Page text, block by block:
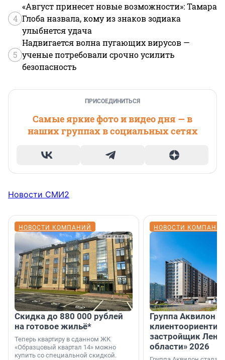
4
«Август принесет новые возможности»: Тамара
Глоба назвала, кому из знаков зодиака
улыбнется удача
5
Надвигается волна пугающих вирусов —
ученые потребовали срочно усилить
безопасность
ПРИСОЕДИНИТЬСЯ
Самые яркие фото и видео дня — в
наших группах в социальных сетях
Новости СМИ2
НОВОСТИ КОМПАНИЙ
Скидка до 880 000 рублей
на готовое жильё*
Теперь квартиру в сданном ЖК
«Образцовый квартал 14» можно
купить со специальной скидкой.
НОВОСТИ
Группа Аквилон
застройщик
области» 2026